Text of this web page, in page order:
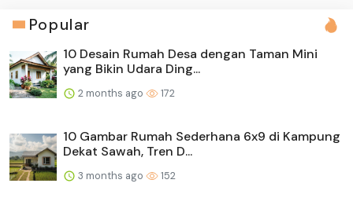
Popular
10 Desain Rumah Desa dengan Taman Mini
yang Bikin Udara Ding...
2 months ago 172
10 Gambar Rumah Sederhana 6x9 di Kampung
Dekat Sawah, Tren D...
3 months ago 152